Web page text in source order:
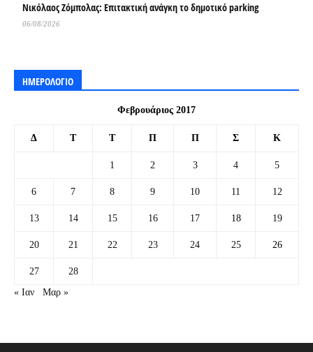
Νικόλαος Ζόμπολας: Επιτακτική ανάγκη το δημοτικό parking
06/08/2026
ΗΜΕΡΟΛΟΓΙΟ
Φεβρουάριος 2017
Δ Τ Τ Π Π Σ Κ
1 2 3 4 5
6 7 8 9 10 11 12
13 14 15 16 17 18 19
20 21 22 23 24 25 26
27
28
« Ιαν
Μαρ »